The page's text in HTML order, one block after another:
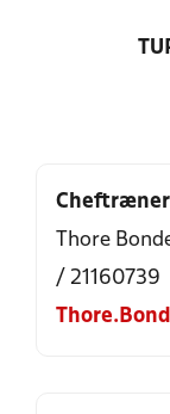
Cheftræner
Thore
/ 21160739